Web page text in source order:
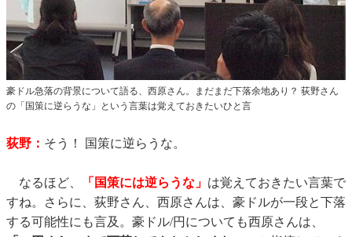
豪ドル急落の背景について語る、西原さん。まだまだ下落余地あり？ 荻野さん
の「国策に逆らうな」という言葉は覚えておきたいひと言
荻野： そう！ 国策に逆らうな。
なるほど、 「国策には逆らうな」 は覚えておきたい言葉で
すね。さらに、荻野さん、西原さんは、豪ドルが一段と下落
する可能性にも言及。豪ドル/円についても西原さんは、